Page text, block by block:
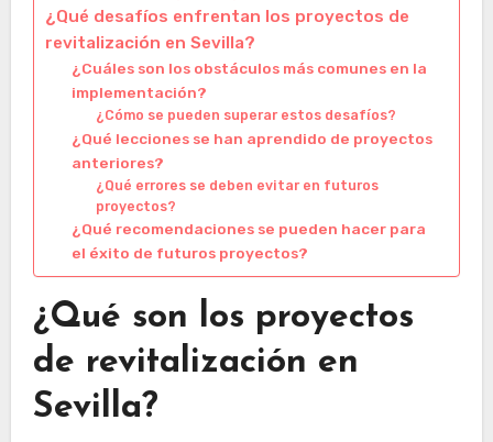
¿Qué desafíos enfrentan los proyectos de
revitalización en Sevilla?
¿Cuáles son los obstáculos más comunes en la
implementación?
¿Cómo se pueden superar estos desafíos?
¿Qué lecciones se han aprendido de proyectos
anteriores?
¿Qué errores se deben evitar en futuros
proyectos?
¿Qué recomendaciones se pueden hacer para
el éxito de futuros proyectos?
¿Qué son los proyectos
de revitalización en
Sevilla?